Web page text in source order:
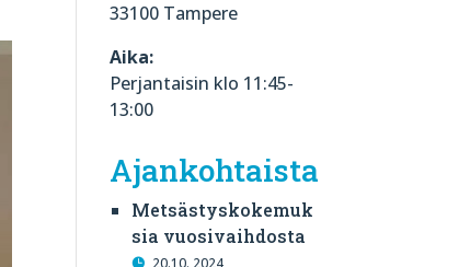
33100 Tampere
Aika:
Perjantaisin klo 11:45-
13:00
Ajankohtaista
Metsästyskokemuk
sia vuosivaihdosta
20.10. 2024